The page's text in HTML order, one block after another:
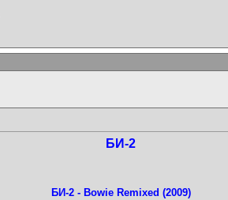
БИ-2
БИ-2 - Bowie Remixed (2009)